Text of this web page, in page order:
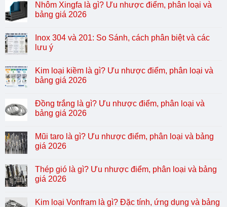
Nhôm Xingfa là gì? Ưu nhược điểm, phân loại và
bảng giá 2026
Inox 304 và 201: So Sánh, cách phân biệt và các
lưu ý
Kim loại kiềm là gì? Ưu nhược điểm, phân loại và
bảng giá 2026
Đồng trắng là gì? Ưu nhược điểm, phân loại và
bảng giá 2026
Mũi taro là gì? Ưu nhược điểm, phân loại và bảng
giá 2026
Thép gió là gì? Ưu nhược điểm, phân loại và bảng
giá 2026
Kim loại Vonfram là gì? Đặc tính, ứng dụng và bảng